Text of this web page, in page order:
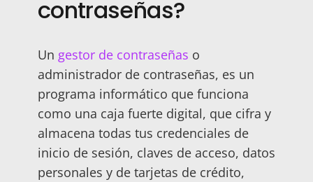
contraseñas?
Un gestor de contraseñas o
administrador de contraseñas, es un
programa informático que funciona
como una caja fuerte digital, que cifra y
almacena todas tus credenciales de
inicio de sesión, claves de acceso, datos
personales y de tarjetas de crédito,